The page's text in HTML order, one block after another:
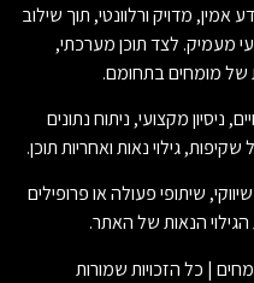
מדויק ורלוונטי, תוך שילוב
מעמיק. לצד תוכן מערכתי,
של מומחים בתחומם.
ניסיון מקצועי, ניתוח נתונים
גילוי נאות ואחריות תוכן.
שיתופי פעולה או פרופילים
הנאות של האתר.